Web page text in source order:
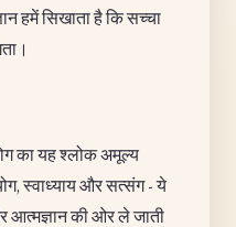
हमें सिखाता है कि सच्चा
का यह श्लोक अमूल्य
स्वाध्याय और सत्संग - ये
आत्मज्ञान की ओर ले जाती